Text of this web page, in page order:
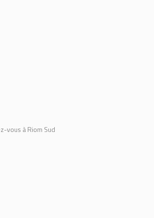
vous à Riom Sud